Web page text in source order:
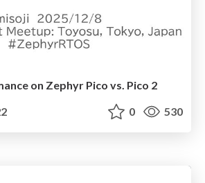
on Zephyr Pico vs. Pico 2
0 530